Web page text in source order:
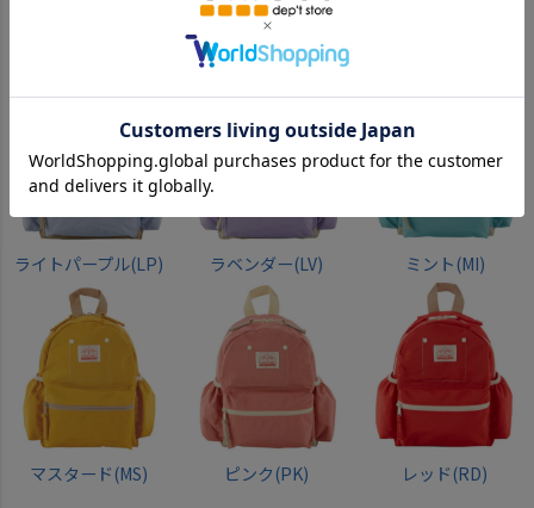
エメラルドグリーン
(EG)
ライトパープル(LP) ラベンダー(LV) ミント(MI)
マスタード(MS) ピンク(PK) レッド(RD)